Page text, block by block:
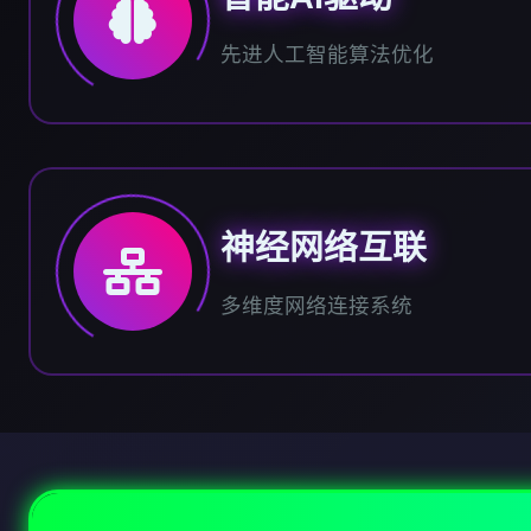
先进人工智能算法优化
神经网络互联
多维度网络连接系统